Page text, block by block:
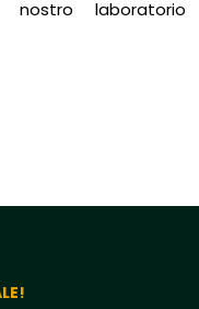
nostro laboratorio